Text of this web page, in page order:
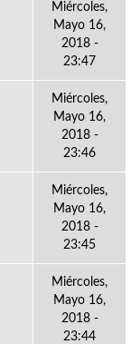
Miércoles,
Mayo 16,
2018 -
23:47
Miércoles,
Mayo 16,
2018 -
23:46
Miércoles,
Mayo 16,
2018 -
23:45
Miércoles,
Mayo 16,
2018 -
23:44